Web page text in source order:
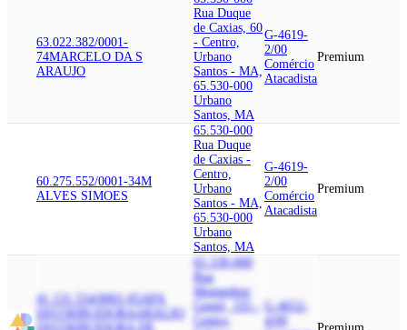
63.022.382/0001-
74MARCELO DA S
ARAUJO
Rua Duque
de Caxias, 60
- Centro,
Urbano
Santos - MA,
65.530-000
Urbano
Santos, MA
G-4619-
2/00
Comércio
Atacadista
Premium
60.275.552/0001-34M
ALVES SIMOES
65.530-000
Rua Duque
de Caxias -
Centro,
Urbano
Santos - MA,
65.530-000
Urbano
Santos, MA
G-4619-
2/00
Comércio
Atacadista
Premium
41.131.554/0001-05APA
DISTRIBUIDORAARAUJO
65.530-000
Rua
Monsenhor
Gentil, 335 -
Centro,
G-4652-
4/00